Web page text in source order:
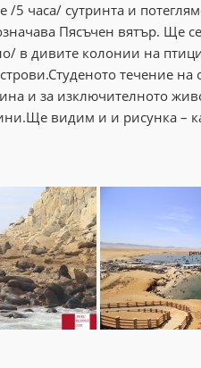
/5 часа/ сутринта и
Пясъчен вятър. Ще
в дивите колонии на
течение на
и за изключителното
видим и и рисунка –